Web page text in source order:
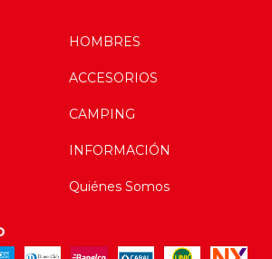
HOMBRES
ACCESORIOS
CAMPING
INFORMACIÓN
Quiénes Somos